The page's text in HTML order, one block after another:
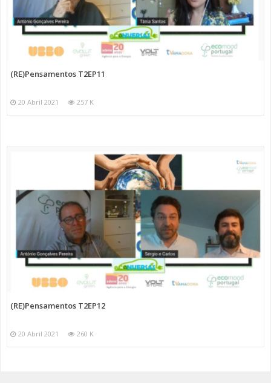
(RE)Pensamentos T2EP11
20 Abril 2021 257 K
(RE)Pensamentos T2EP12
20 Abril 2021 260 K